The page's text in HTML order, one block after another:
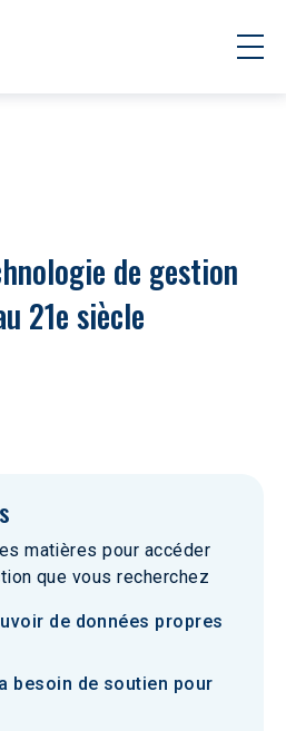
de gestion
21e siècle
matières pour accéder
que vous recherchez
de données propres
besoin de soutien pour